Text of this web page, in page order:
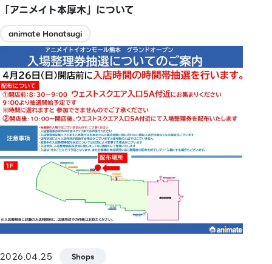
「アニメイト本厚木」について
animate Honatsugi
2026.04.25 Shops